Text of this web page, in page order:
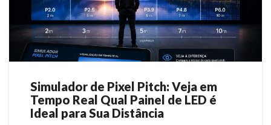
Simulador
de
Pixel
Simulador de Pixel Pitch: Veja em
Tempo Real Qual Painel de LED é
Ideal para Sua Distância